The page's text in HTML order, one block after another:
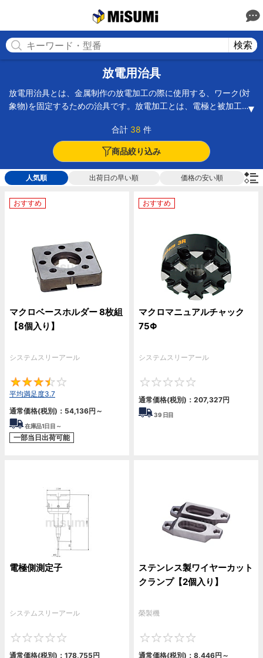
検索
放電用治具
放電用治具とは、金属制作の放電加工の際に使用する、ワーク(対
象物)を固定するための治具です。放電加工とは、電極と被加工物
表面の一部を除去する機械加工の方法です。主に、従来の機械加
工技術では加工できなかった硬い金属に適用されます。放電加工
を使用することで、硬い鋼鉄やチタンなども、簡単に切断・加工
することが可能です。ただし、放電の特性上、使用できるのは電
気を通す材質に限られます。また、放電により残留応力が生じて
しまうため、加工面には微小な割れやキズが発生しやすい点にも
注意が必要です。放電、またはクラックなどから作業者に負荷を
合計 38 件
商品絞り込み
人気順 出荷日の早い順 価格の安い順
おすすめ
マクロベースホルダー 8枚組
【8個入り】
システムスリーアール
平均満足度3.7
通常価格(税別)： 54,136円 ～
在庫品1日目～
一部当日出荷可能
おすすめ
マクロマニュアルチャック
75Φ
システムスリーアール
通常価格(税別)： 207,327円
39 日目
電極側測定子
システムスリーアール
通常価格(税別)： 178,755円
ステンレス製ワイヤーカット
クランプ【2個入り】
榮製機
通常価格(税別)： 8,446円 ～